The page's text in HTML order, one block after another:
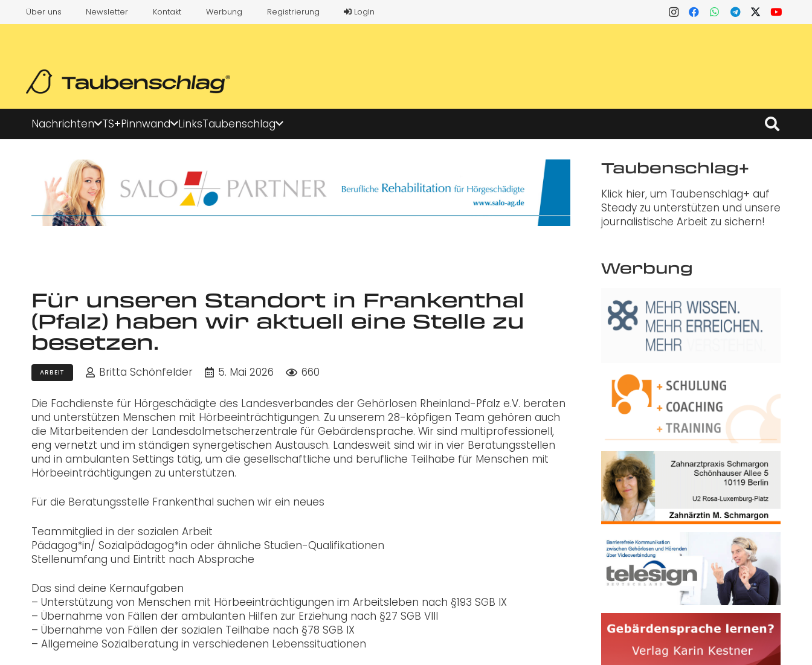
Über uns Newsletter Kontakt Werbung Registrierung LogIn
Nachrichten TS+Pinnwand LinksTaubenschlag
Für unseren Standort in Frankenthal
(Pfalz) haben wir aktuell eine Stelle zu
besetzen.
ARBEIT Britta Schönfelder 5. Mai 2026 660
Die Fachdienste für Hörgeschädigte des Landesverbandes der Gehörlosen Rheinland-Pfalz e.V. beraten
und unterstützen Menschen mit Hörbeeinträchtigungen. Zu unserem 28-köpfigen Team gehören auch
die Mitarbeitenden der Landesdolmetscherzentrale für Gebärdensprache. Wir sind multiprofessionell,
eng vernetzt und im ständigen synergetischen Austausch. Landesweit sind wir in vier Beratungsstellen
und in ambulanten Settings tätig, um die gesellschaftliche und berufliche Teilhabe für Menschen mit
Hörbeeinträchtigungen zu unterstützen.
Für die Beratungsstelle Frankenthal suchen wir ein neues
Teammitglied in der sozialen Arbeit
Pädagog*in/ Sozialpädagog*in oder ähnliche Studien-Qualifikationen
Stellenumfang und Eintritt nach Absprache
Das sind deine Kernaufgaben
– Unterstützung von Menschen mit Hörbeeinträchtigungen im Arbeitsleben nach §193 SGB IX
– Übernahme von Fällen der ambulanten Hilfen zur Erziehung nach §27 SGB VIII
– Übernahme von Fällen der sozialen Teilhabe nach §78 SGB IX
– Allgemeine Sozialberatung in verschiedenen Lebenssituationen
Taubenschlag+
Klick hier, um Taubenschlag+ auf
Steady zu unterstützen und unsere
journalistische Arbeit zu sichern!
Werbung